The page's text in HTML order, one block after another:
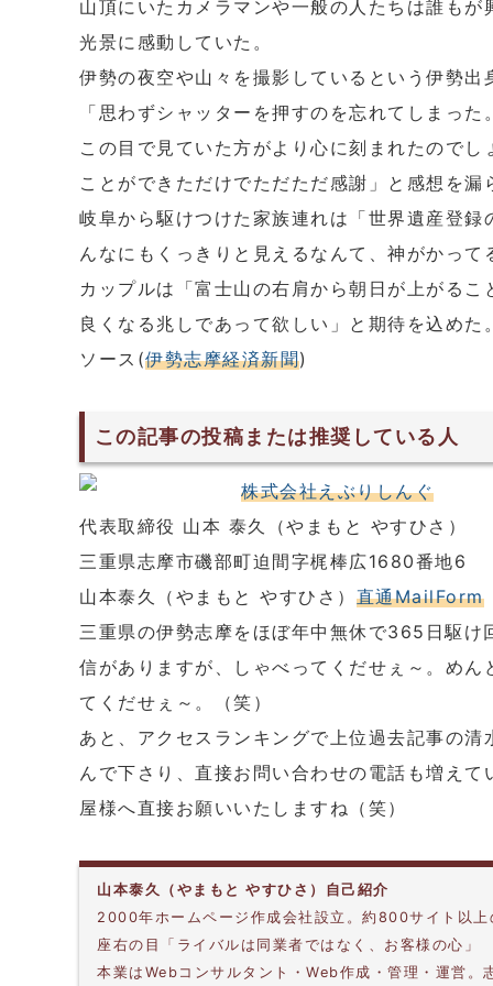
山頂にいたカメラマンや一般の人たちは誰もが
光景に感動していた。
伊勢の夜空や山々を撮影しているという伊勢出
「思わずシャッターを押すのを忘れてしまっ
この目で見ていた方がより心に刻まれたので
ことができただけでただただ感謝」と感想を漏
岐阜から駆けつけた家族連れは「世界遺産登
んなにもくっきりと見えるなんて、神がかっ
カップルは「富士山の右肩から朝日が上がる
良くなる兆しであって欲しい」と期待を込めた
ソース(伊勢志摩経済新聞)
この記事の投稿または推奨している人
株式会社えぶりしんぐ
代表取締役 山本 泰久（やまもと やすひさ）
三重県志摩市磯部町迫間字梶棒広1680番地6
山本泰久（やまもと やすひさ） 直通MailForm
三重県の伊勢志摩をほぼ年中無休で365日駆け
信がありますが、しゃべってくだせぇ～。め
てくだせぇ～。（笑）
あと、アクセスランキングで上位過去記事の
んで下さり、直接お問い合わせの電話も増え
屋様へ直接お願いいたしますね（笑）
山本泰久（やまもと やすひさ）自己紹介
2000年ホームページ作成会社設立。約800サイト以上
座右の目「ライバルは同業者ではなく、お客様の心」
本業はWebコンサルタント・Web作成・管理・運営。